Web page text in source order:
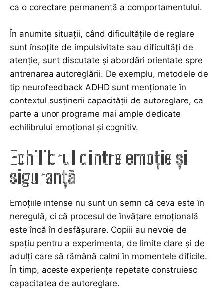
ca o corectare permanentă a comportamentului.
În anumite situații, când dificultățile de reglare
sunt însoțite de impulsivitate sau dificultăți de
atenție, sunt discutate și abordări orientate spre
antrenarea autoreglării. De exemplu, metodele de
tip neurofeedback ADHD sunt menționate în
contextul susținerii capacității de autoreglare, ca
parte a unor programe mai ample dedicate
echilibrului emoțional și cognitiv.
Echilibrul dintre emoție și
siguranță
Emoțiile intense nu sunt un semn că ceva este în
neregulă, ci că procesul de învățare emoțională
este încă în desfășurare. Copiii au nevoie de
spațiu pentru a experimenta, de limite clare și de
adulți care să rămână calmi în momentele dificile.
În timp, aceste experiențe repetate construiesc
capacitatea de autoreglare.